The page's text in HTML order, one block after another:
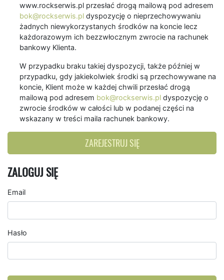
www.rockserwis.pl przesłać drogą mailową pod adresem
bok@rockserwis.pl dyspozycję o nieprzechowywaniu
żadnych niewykorzystanych środków na koncie lecz
każdorazowym ich bezzwłocznym zwrocie na rachunek
bankowy Klienta.
W przypadku braku takiej dyspozycji, także później w
przypadku, gdy jakiekolwiek środki są przechowywane na
koncie, Klient może w każdej chwili przesłać drogą
mailową pod adresem bok@rockserwis.pl dyspozycję o
zwrocie środków w całości lub w podanej części na
wskazany w treści maila rachunek bankowy.
ZAREJESTRUJ SIĘ
ZALOGUJ SIĘ
Email
Hasło